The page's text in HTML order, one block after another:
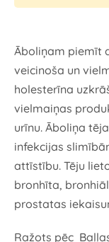
Āboliņam piemīt
veicinoša un
holesterīna
vielmaiņas
urīnu. Āboliņa
infekcijas
attīstību. Tēju
bronhīta,
prostatas
Ražots pēc